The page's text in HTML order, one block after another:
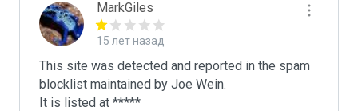
MarkGiles
15 лет назад
This site was detected and reported in the spam
blocklist maintained by Joe Wein.
It is listed at *****